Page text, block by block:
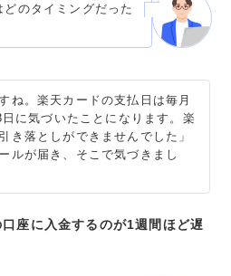
のタイミングだった
ね。楽天カードの支払日は毎月
に気づいたことになります。楽
き落としができませんでした」
ルが届き、そこで気づきまし
座に入金するのが1週間ほど遅